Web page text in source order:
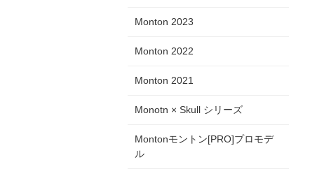
Monton 2023
Monton 2022
Monton 2021
Monotn × Skull シリーズ
Montonモントン[PRO]プロモデ
ル